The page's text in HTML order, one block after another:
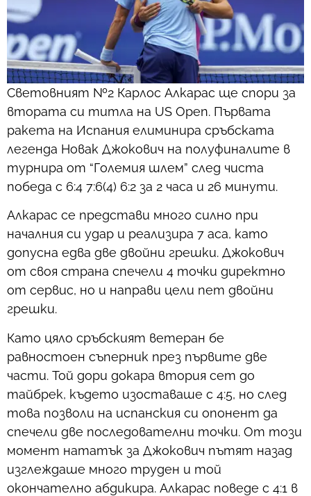
Световният №2 Карлос Алкарас ще спори за
втората си титла на US Open. Първата
ракета на Испания елиминира сръбската
легенда Новак Джокович на полуфиналите в
турнира от “Големия шлем” след чиста
победа с 6:4 7:6(4) 6:2 за 2 часа и 26 минути.
Алкарас се представи много силно при
началния си удар и реализира 7 аса, като
допусна едва две двойни грешки. Джокович
от своя страна спечели 4 точки директно
от сервис, но и направи цели пет двойни
грешки.
Като цяло сръбският ветеран бе
равностоен съперник през първите две
части. Той дори докара втория сет до
тайбрек, където изоставаше с 4:5, но след
това позволи на испанския си опонент да
спечели две последователни точки. От този
момент нататък за Джокович пътят назад
изглеждаше много труден и той
окончателно абдикира. Алкарас поведе с 4:1 в